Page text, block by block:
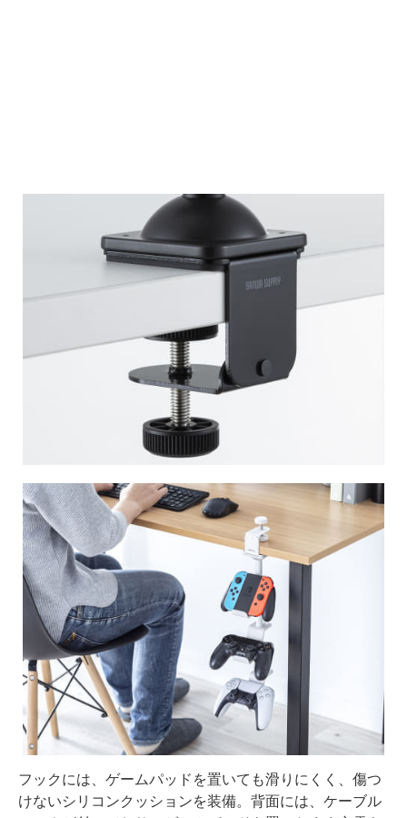
フックには、ゲームパッドを置いても滑りにくく、傷つ
けないシリコンクッションを装備。背面には、ケーブル